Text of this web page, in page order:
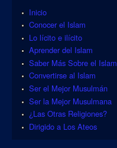
Inicio
Conocer el Islam
Lo lícito e ilícito
Aprender del Islam
Saber Más Sobre el Islam
Convertirse al Islam
Ser el Mejor Musulmán
Ser la Mejor Musulmana
¿Las Otras Religiones?
Dirigido a Los Ateos